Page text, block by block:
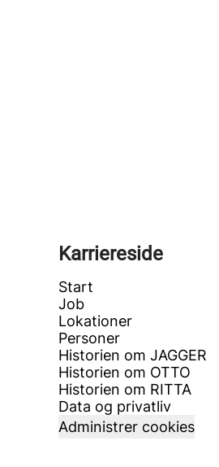
Karriereside
Start
Job
Lokationer
Personer
Historien om JAGGER
Historien om OTTO
Historien om RITTA
Data og privatliv
Administrer cookies